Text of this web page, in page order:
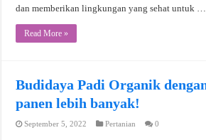
dan memberikan lingkungan yang sehat untuk …
Read More »
Budidaya Padi Organik
panen lebih banyak!
September 5, 2022 Pertanian 0